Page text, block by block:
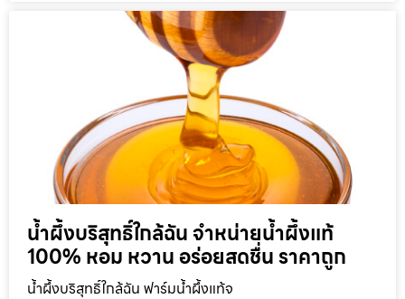
น้ำผึ้งบริสุทธิ์ใกล้ฉัน จำหน่ายน้ำผึ้งแท้
100% หอม หวาน อร่อยสดชื่น ราคาถูก
น้ำผึ้งบริสุทธิ์ใกล้ฉัน ฟาร์มน้ำผึ้งแท้จ